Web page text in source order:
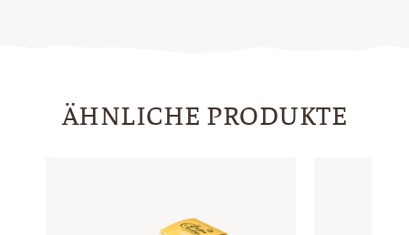
ÄHNLICHE PRODUKTE